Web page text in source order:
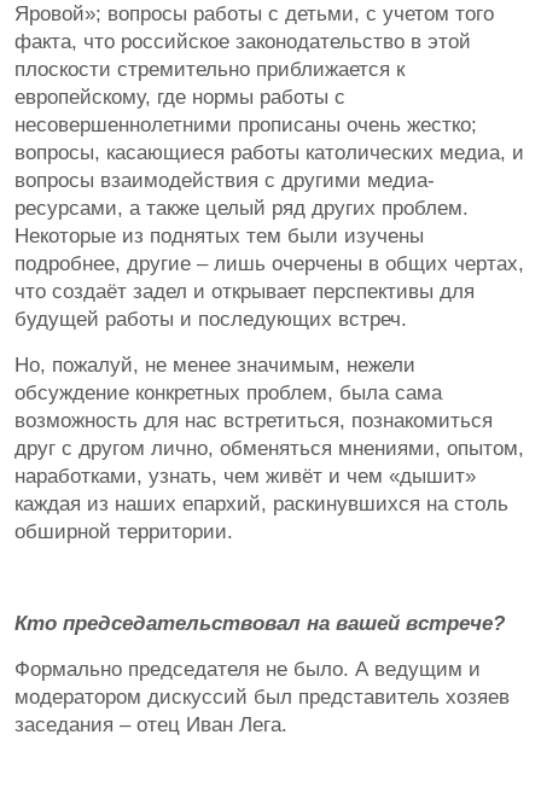
Яровой»; вопросы работы с детьми, с учетом того
факта, что российское законодательство в этой
плоскости стремительно приближается к
европейскому, где нормы работы с
несовершеннолетними прописаны очень жестко;
вопросы, касающиеся работы католических медиа, и
вопросы взаимодействия с другими медиа-
ресурсами, а также целый ряд других проблем.
Некоторые из поднятых тем были изучены
подробнее, другие – лишь очерчены в общих чертах,
что создаёт задел и открывает перспективы для
будущей работы и последующих встреч.
Но, пожалуй, не менее значимым, нежели
обсуждение конкретных проблем, была сама
возможность для нас встретиться, познакомиться
друг с другом лично, обменяться мнениями, опытом,
наработками, узнать, чем живёт и чем «дышит»
каждая из наших епархий, раскинувшихся на столь
обширной территории.
Кто председательствовал на вашей встрече?
Формально председателя не было. А ведущим и
модератором дискуссий был представитель хозяев
заседания – отец Иван Лега.